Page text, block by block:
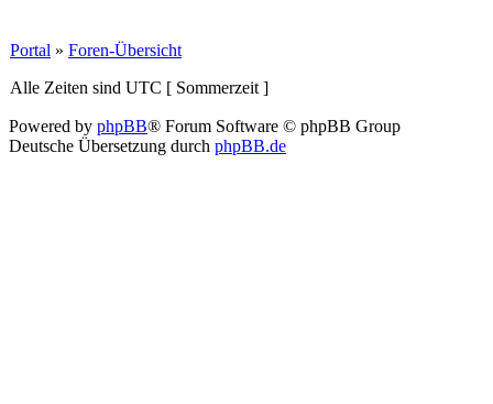
Portal » Foren-Übersicht
Alle Zeiten sind UTC [ Sommerzeit ]
Powered by phpBB® Forum Software © phpBB Group
Deutsche Übersetzung durch phpBB.de